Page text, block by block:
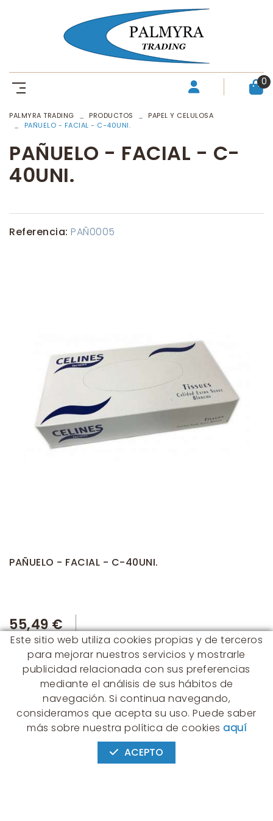
0
PALMYRA TRADING PRODUCTOS
PAPEL Y CELULOSA
PAÑUELO - FACIAL - C-40UNI.
PAÑUELO - FACIAL - C-
40UNI.
Referencia: PAÑ0005
PAÑUELO - FACIAL - C-40UNI.
55,49 €
CONTACTO
Albert Einstein, 54 - 60 - Nave 3
08940 Cornellà de Llobregat
(BARCELONA)
Este sitio web utiliza cookies propias y de terceros
para mejorar nuestros servicios y mostrarle
publicidad relacionada con sus preferencias
mediante el análisis de sus hábitos de
navegación. Si continua navegando,
consideramos que acepta su uso. Puede saber
más sobre nuestra política de cookies aquí
ACEPTO